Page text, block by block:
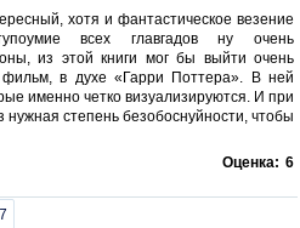
хотя и фантастическое везение
всех главгадов ну очень
из этой книги мог бы выйти очень
в духе «Гарри Поттера». В ней
именно четко визуализируются. И при
нужная степень безобоснуйности, чтобы
Оценка: 6
7